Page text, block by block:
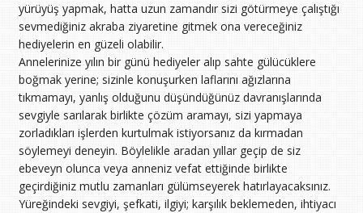
yürüyüş yapmak, hatta uzun zamandır sizi götürmeye çalıştığı
sevmediğiniz akraba ziyaretine gitmek ona vereceğiniz
hediyelerin en güzeli olabilir.
Annelerinize yılın bir günü hediyeler alıp sahte gülücüklere
boğmak yerine; sizinle konuşurken laflarını ağızlarına
tıkmamayı, yanlış olduğunu düşündüğünüz davranışlarında
sevgiyle sarılarak birlikte çözüm aramayı, sizi yapmaya
zorladıkları işlerden kurtulmak istiyorsanız da kırmadan
söylemeyi deneyin. Böylelikle aradan yıllar geçip de siz
ebeveyn olunca veya anneniz vefat ettiğinde birlikte
geçirdiğiniz mutlu zamanları gülümseyerek hatırlayacaksınız.
Yüreğindeki sevgiyi, şefkati, ilgiyi; karşılık beklemeden, ihtiyacı